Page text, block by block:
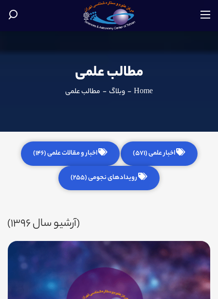
مطالب علمی
Home
- وبلاگ - مطالب علمی
اخبار علمی (571) اخبار و مقالات علمی (146)
رویدادهای نجومی (255)
(آرشیو سال 1396)